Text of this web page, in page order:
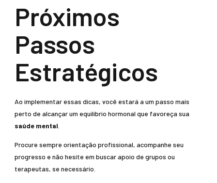
Próximos
Passos
Estratégicos
Ao implementar essas dicas, você estará a um passo mais
perto de alcançar um equilíbrio hormonal que favoreça sua
saúde mental
Procure sempre orientação profissional, acompanhe seu
progresso e não hesite em buscar apoio de grupos ou
terapeutas, se necessário.